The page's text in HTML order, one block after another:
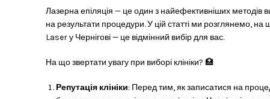
Лазерна епіляція — це один з найефективніших методів
на результати процедури. У цій статті ми розглянемо, на
Laser у Чернігові — це відмінний вибір для вас.
На що звертати увагу при виборі клініки? 🏥
Репутація клініки: Перед тим, як записатися на